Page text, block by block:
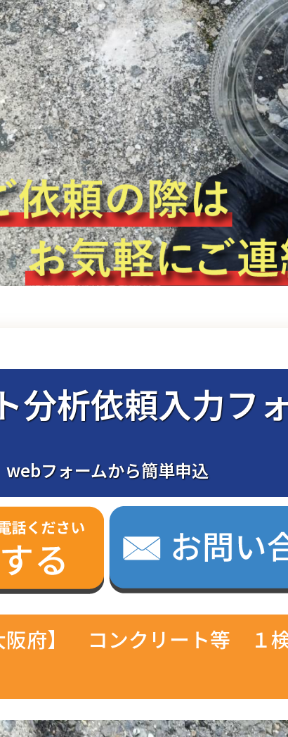
分析依頼入力フ
webフォームから簡単申込
阪府】 コンクリート等 １